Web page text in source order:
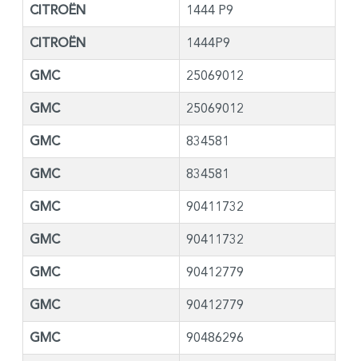
CITROËN 1444 P9
CITROËN 1444P9
GMC 25069012
GMC 25069012
GMC 834581
GMC 834581
GMC 90411732
GMC 90411732
GMC 90412779
GMC 90412779
GMC 90486296